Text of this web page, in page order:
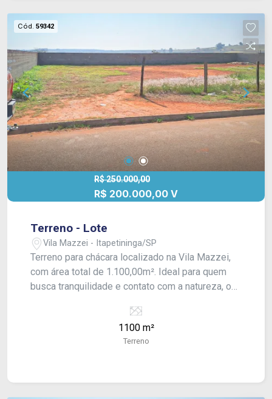
Cód. 59342
R$ 250.000,00
R$ 200.000,00 V
Terreno - Lote
Vila Mazzei - Itapetininga/SP
Terreno para chácara localizado na Vila Mazzei,
com área total de 1.100,00m². Ideal para quem
busca tranquilidade e contato com a natureza, o
1100 m²
Terreno